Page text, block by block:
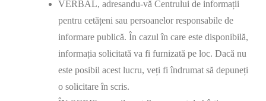
VERBAL, adresandu-vă Centrului de informații
pentru cetățeni sau persoanelor responsabile de
informare publică. În cazul în care este disponibilă,
informația solicitată va fi furnizată pe loc. Dacă nu
este posibil acest lucru, veți fi îndrumat să depuneți
o solicitare în scris.